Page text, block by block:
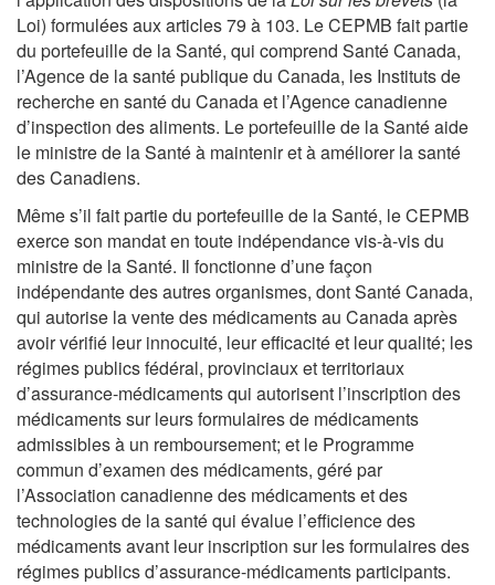
Loi) formulées aux articles 79 à 103. Le CEPMB fait partie
du portefeuille de la Santé, qui comprend Santé Canada,
l’Agence de la santé publique du Canada, les Instituts de
recherche en santé du Canada et l’Agence canadienne
d’inspection des aliments. Le portefeuille de la Santé aide
le ministre de la Santé à maintenir et à améliorer la santé
des Canadiens.
Même s’il fait partie du portefeuille de la Santé, le CEPMB
exerce son mandat en toute indépendance vis-à-vis du
ministre de la Santé. Il fonctionne d’une façon
indépendante des autres organismes, dont Santé Canada,
qui autorise la vente des médicaments au Canada après
avoir vérifié leur innocuité, leur efficacité et leur qualité; les
régimes publics fédéral, provinciaux et territoriaux
d’assurance-médicaments qui autorisent l’inscription des
médicaments sur leurs formulaires de médicaments
admissibles à un remboursement; et le Programme
commun d’examen des médicaments, géré par
l’Association canadienne des médicaments et des
technologies de la santé qui évalue l’efficience des
médicaments avant leur inscription sur les formulaires des
régimes publics d’assurance-médicaments participants.